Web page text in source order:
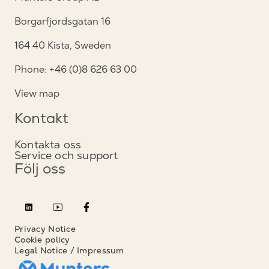
Borgarfjordsgatan 16
164 40 Kista, Sweden
Phone: +46 (0)8 626 63 00
View map
Kontakt
Kontakta oss
Service och support
Följ oss
Privacy Notice
Cookie policy
Legal Notice / Impressum